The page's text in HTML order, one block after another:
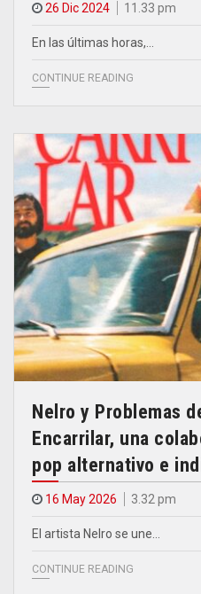
26 Dic 2024 11.33 pm
En las últimas horas,…
CONTINUE READING
Nelro y Problemas
Encarrilar, una
pop alternativo e
16 May 2026 3.32 pm
El artista Nelro se une…
CONTINUE READING